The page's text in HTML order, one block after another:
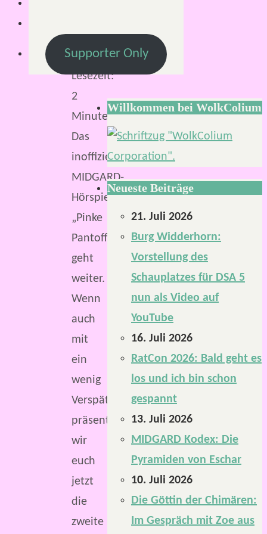
Lesezeit:
2
Minuten
Das
inoffizielle
MIDGARD-
Hörspiel
„Pinke
Pantoffeln“
geht
weiter.
Wenn
auch
mit
ein
wenig
Verspätung,
präsentieren
wir
euch
jetzt
die
zweite
Supporter Only
Willkommen bei WolkColium
Neueste Beiträge
21. Juli 2026
Burg Widderhorn:
Vorstellung des
Schauplatzes für DSA 5
nun als Video auf
YouTube
16. Juli 2026
RatCon 2026: Bald geht es
los und ich bin schon
gespannt
13. Juli 2026
MIDGARD Kodex: Die
Pyramiden von Eschar
10. Juli 2026
Die Göttin der Chimären:
Im Gespräch mit Zoe aus